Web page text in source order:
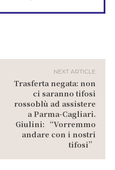
NEXT ARTICLE
Trasferta negata: non
ci saranno tifosi
rossoblù ad assistere
a Parma-Cagliari.
Giulini: “Vorremmo
andare con i nostri
tifosi”